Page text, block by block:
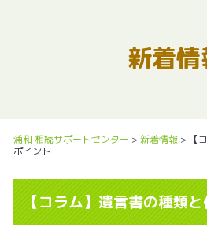
新着
浦和 相続サポートセンター > 新着情報>
【
ポイント
【コラム】遺言書の種類